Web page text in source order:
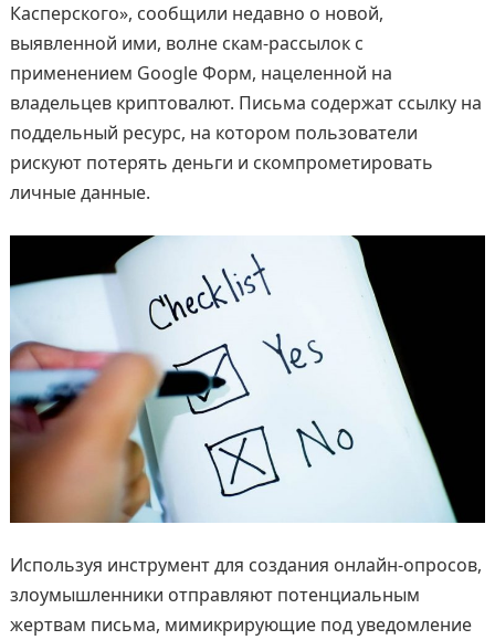
Касперского», сообщили недавно о новой,
выявленной ими, волне скам-рассылок с
применением Google Форм, нацеленной на
владельцев криптовалют. Письма содержат ссылку на
поддельный ресурс, на котором пользователи
рискуют потерять деньги и скомпрометировать
личные данные.
Используя инструмент для создания онлайн-опросов,
злоумышленники отправляют потенциальным
жертвам письма, мимикрирующие под уведомление